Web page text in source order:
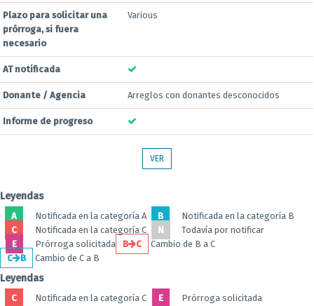
Plazo para solicitar una
prórroga, si fuera
necesario
Various
AT notificada
Donante / Agencia Arreglos con donantes desconocidos
Informe de progreso
VER
Leyendas
A Notificada en la categoría A B
Notificada en la categoría B
C
Notificada en la categoría C N
Todavía por notificar
E
Prórroga solicitada B C
Cambio de B a C
C
B Cambio de C a B
Leyendas
C Notificada en la categoría C E Prórroga solicitada